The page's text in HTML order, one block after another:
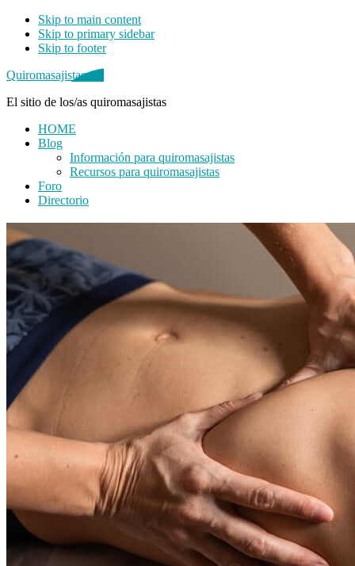
Skip to main content
Skip to primary sidebar
Skip to footer
Quiromasajistas.net
El sitio de los/as quiromasajistas
HOME
Blog
Información para quiromasajistas
Recursos para quiromasajistas
Foro
Directorio
Primary
Sidebar